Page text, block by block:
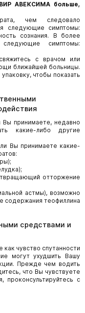
АВЕКСИМА больше,
чем следовало
следующие симптомы:
сознания. В более
симптомы:
с врачом или
ближайшей больницы.
чтобы показать
принимаете, недавно
какие-либо другие
Вы принимаете какие-
отторжение
астмы), возможно
содержания теофиллина
средствами и
чувство спутанности
могут ухудшить Вашу
Прежде чем водить
что Вы чувствуете
с